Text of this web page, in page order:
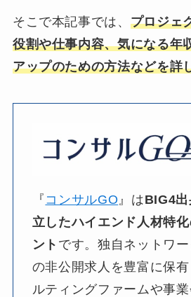
そこで本記事では、 プロジェ
役割や仕事内容、気になる年
アップのための方法などを詳
『 コンサルGO 』は​BIG4
立したハイエンド人材特
ント です。​独自ネットワ
の​非公開求人を​豊富に​保
ルティングファームや​事